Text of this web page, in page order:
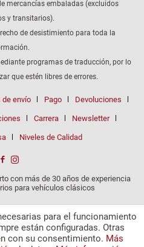
mercancías embaladas (excluidos
y transitarios).
de desistimiento para toda la
programas de traducción, por lo
que estén libres de errores.
de envío Pago Devoluciones
Carrera Newsletter
Niveles de Calidad
con más de 30 años de experiencia
para vehículos clásicos
para el funcionamiento
están configuradas. Otras
con su consentimiento. Más